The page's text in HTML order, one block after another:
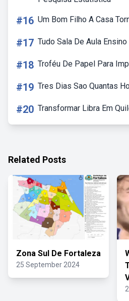
#16 Um Bom Filho A Casa
#17 Tudo Sala De Aula
#18 Troféu De Papel Para
#19 Tres Dias Sao Quantas
#20 Transformar Libra Em
Related Posts
Zona Sul De Fortaleza
25 September 2024